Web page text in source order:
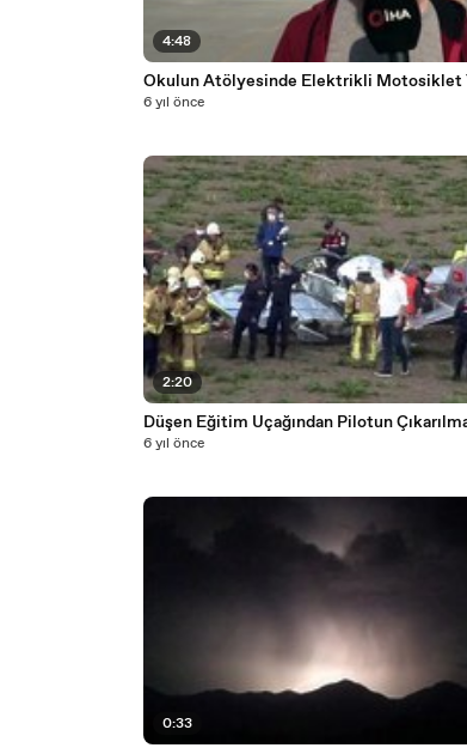
4:48
Okulun Atölyesinde Elektrikli Motosiklet
6 yıl önce
2:20
Düşen Eğitim Uçağından Pilotun
6 yıl önce
0:33